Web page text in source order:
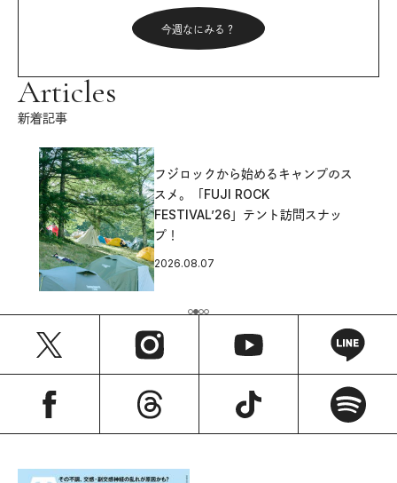
今週なにみる？
Articles
新着記事
フジロックから始めるキャンプのス
スメ。「FUJI ROCK
FESTIVAL’26」テント訪問スナッ
プ！
2026.08.07